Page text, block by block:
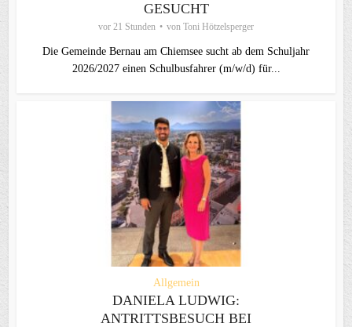
GESUCHT
vor 21 Stunden von Toni Hötzelsperger
Die Gemeinde Bernau am Chiemsee sucht ab dem Schuljahr
2026/2027 einen Schulbusfahrer (m/w/d) für...
Allgemein
DANIELA LUDWIG:
ANTRITTSBESUCH BEI